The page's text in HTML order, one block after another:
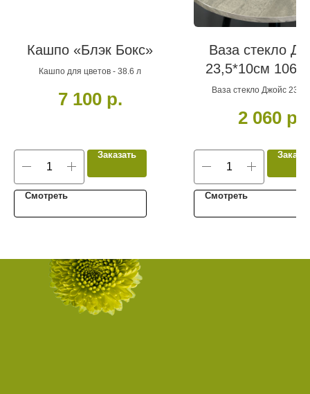
Кашпо «Блэк Бокс»
Кашпо для цветов - 38.6 л
7 100 р.
Заказать
Смотреть
Ваза стекло
23,5*10см
Ваза стекло Джойс
2 060 р.
Смотреть